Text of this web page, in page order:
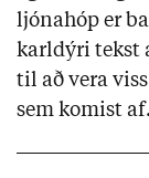
ljónahóp er
karldýri tekst
til að vera
sem komist af.